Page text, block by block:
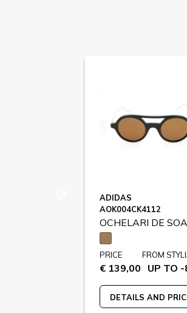
ADIDAS
AOK004CK4112
OCHELARI DE
PRICE
€ 139,00
FROM
UP TO
DETAILS AND